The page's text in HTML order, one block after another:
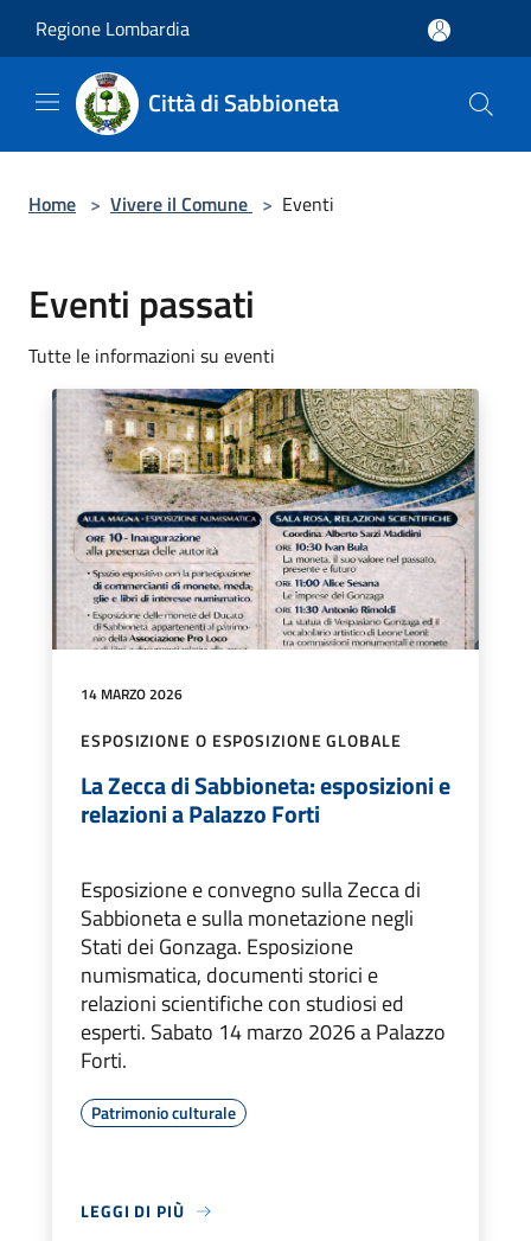
Regione Lombardia
Città di Sabbioneta
Home > Vivere il Comune > Eventi
Eventi passati
Tutte le informazioni su eventi
14 MARZO 2026
ESPOSIZIONE O ESPOSIZIONE GLOBALE
La Zecca di Sabbioneta: esposizioni e
relazioni a Palazzo Forti
Esposizione e convegno sulla Zecca di
Sabbioneta e sulla monetazione negli
Stati dei Gonzaga. Esposizione
numismatica, documenti storici e
relazioni scientifiche con studiosi ed
esperti. Sabato 14 marzo 2026 a Palazzo
Forti.
Patrimonio culturale
LEGGI DI PIÙ